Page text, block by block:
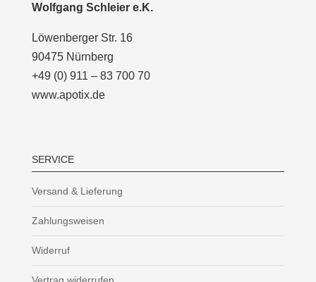
Wolfgang Schleier e.K.
Löwenberger Str. 16
90475 Nürnberg
+49 (0) 911 – 83 700 70
www.apotix.de
SERVICE
Versand & Lieferung
Zahlungsweisen
Widerruf
Vertrag widerrufen